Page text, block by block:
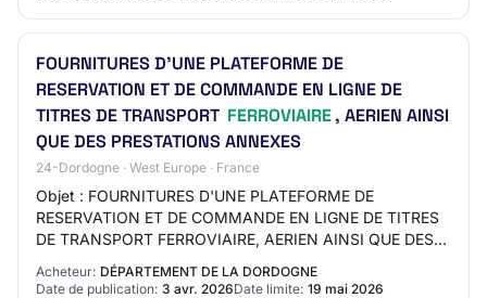
FOURNITURES D'UNE PLATEFORME DE
RESERVATION ET DE COMMANDE EN LIGNE DE
TITRES DE TRANSPORT FERROVIAIRE, AERIEN AINSI
QUE DES PRESTATIONS ANNEXES
24-Dordogne · West Europe · France
Objet : FOURNITURES D'UNE PLATEFORME DE
RESERVATION ET DE COMMANDE EN LIGNE DE TITRES
DE TRANSPORT FERROVIAIRE, AERIEN AINSI QUE DES
PRESTATIONS ANNEXES Réference acheteur :
2026DRH088 Type de marché…
Acheteur: DÉPARTEMENT DE LA DORDOGNE
Date de publication: 3 avr. 2026Date limite: 19 mai 2026